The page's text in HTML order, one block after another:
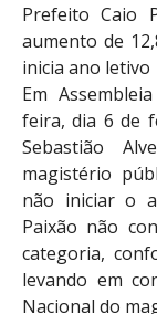
Prefeito Caio
aumento de
inicia ano letivo
Em
feira, dia 6 de
Sebastião
magistério
não iniciar o
Paixão não
categoria,
levando em
Nacional do